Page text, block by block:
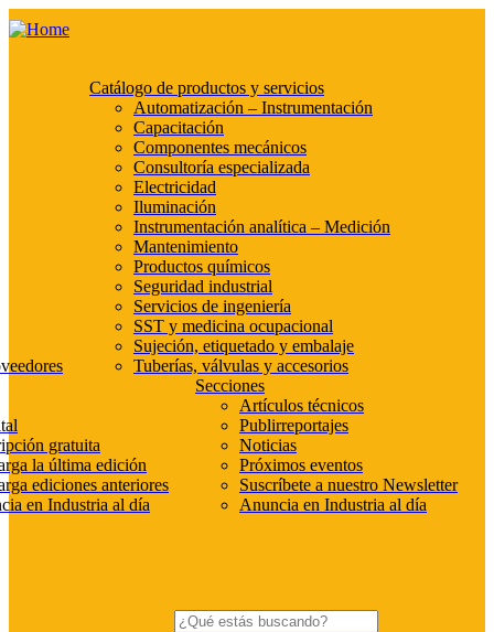
Catálogo de productos y servicios
Automatización – Instrumentación
Capacitación
Componentes mecánicos
Consultoría especializada
Electricidad
Iluminación
Instrumentación analítica – Medición
Mantenimiento
Productos químicos
Seguridad industrial
Servicios de ingeniería
SST y medicina ocupacional
Sujeción, etiquetado y embalaje
Tuberías, válvulas y accesorios
gratuita
la última edición
ediciones anteriores
en Industria al día
Secciones
Artículos técnicos
Publirreportajes
Noticias
Próximos eventos
Suscríbete a nuestro Newsletter
Anuncia en Industria al día